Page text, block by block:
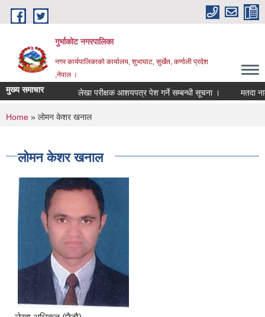
Skip to main content
गुर्भाकोट नगरपालिका
नगर कार्यपालिकाको कार्यालय, शुभाघाट, सुर्खेत, कर्णाली प्रदेश
,नेपाल ।
मुख्य समाचार लेखा परीक्षक आशयपत्र पेश गर्ने सम्बन्धी सूचना । मतदा
You are here
Home » लाेमन केशर खनाल
लाेमन केशर खनाल